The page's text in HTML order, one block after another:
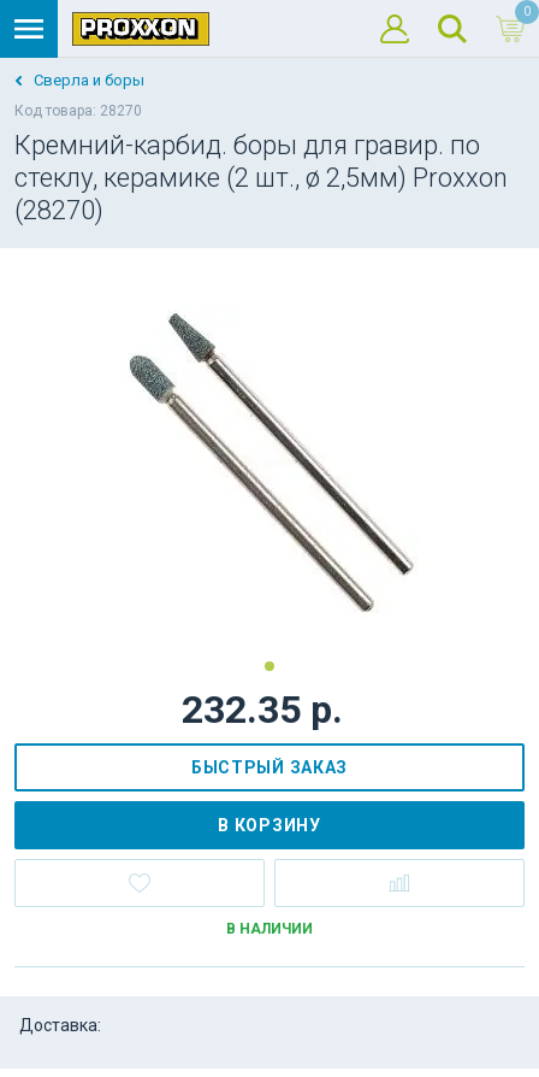
0
Сверла и боры
Код товара: 28270
Кремний-карбид. боры для гравир. по
стеклу, керамике (2 шт., ø 2,5мм) Proxxon
(28270)
232.35 р.
БЫСТРЫЙ ЗАКАЗ
В КОРЗИНУ
В НАЛИЧИИ
Доставка: